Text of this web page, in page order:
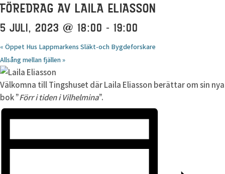
FÖREDRAG AV LAILA ELIASSON
5 JULI, 2023 @ 18:00 - 19:00
« Öppet Hus Lappmarkens Släkt-och Bygdeforskare
Allsång mellan fjällen»
Välkomna till Tingshuset där Laila Eliasson berättar om sin nya
bok ”Förr i tiden i Vilhelmina”.